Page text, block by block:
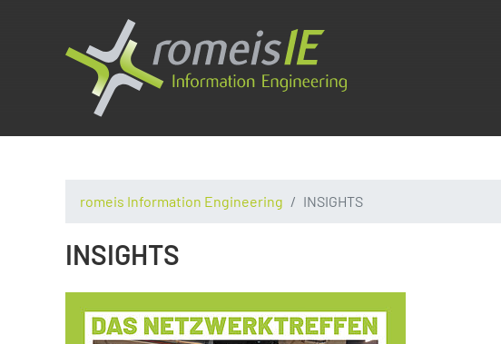
romeis Information Engineering INSIGHTS
INSIGHTS